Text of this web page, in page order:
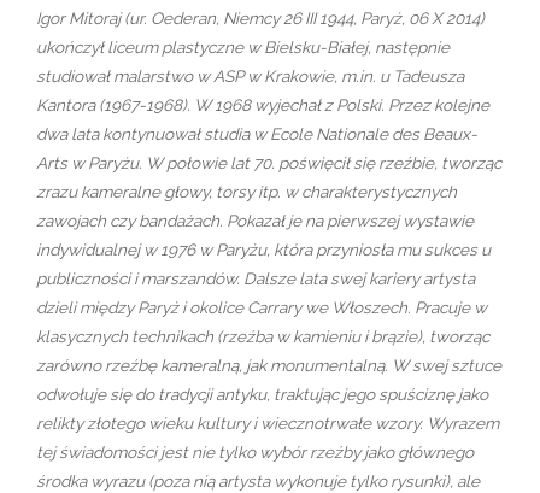
Igor Mitoraj (ur. Oederan, Niemcy 26 III 1944, Paryż, 06 X 2014)
ukończył liceum plastyczne w Bielsku-Białej, następnie
studiował malarstwo w ASP w Krakowie, m.in. u Tadeusza
Kantora (1967-1968). W 1968 wyjechał z Polski. Przez kolejne
dwa lata kontynuował studia w Ecole Nationale des Beaux-
Arts w Paryżu. W połowie lat 70. poświęcił się rzeźbie, tworząc
zrazu kameralne głowy, torsy itp. w charakterystycznych
zawojach czy bandażach. Pokazał je na pierwszej wystawie
indywidualnej w 1976 w Paryżu, która przyniosła mu sukces u
publiczności i marszandów. Dalsze lata swej kariery artysta
dzieli między Paryż i okolice Carrary we Włoszech. Pracuje w
klasycznych technikach (rzeźba w kamieniu i brązie), tworząc
zarówno rzeźbę kameralną, jak monumentalną. W swej sztuce
odwołuje się do tradycji antyku, traktując jego spuściznę jako
relikty złotego wieku kultury i wiecznotrwałe wzory. Wyrazem
tej świadomości jest nie tylko wybór rzeźby jako głównego
środka wyrazu (poza nią artysta wykonuje tylko rysunki), ale